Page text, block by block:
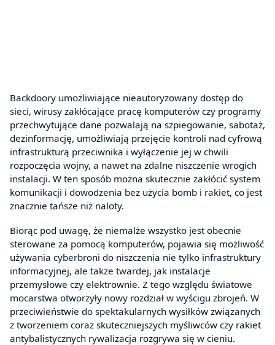
Backdoory umożliwiające nieautoryzowany dostęp do
sieci, wirusy zakłócające pracę komputerów czy programy
przechwytujące dane pozwalają na szpiegowanie, sabotaż,
dezinformację, umożliwiają przejęcie kontroli nad cyfrową
infrastrukturą przeciwnika i wyłączenie jej w chwili
rozpoczęcia wojny, a nawet na zdalne niszczenie wrogich
instalacji. W ten sposób można skutecznie zakłócić system
komunikacji i dowodzenia bez użycia bomb i rakiet, co jest
znacznie tańsze niż naloty.
Biorąc pod uwagę, że niemalże wszystko jest obecnie
sterowane za pomocą komputerów, pojawia się możliwość
używania cyberbroni do niszczenia nie tylko infrastruktury
informacyjnej, ale także twardej, jak instalacje
przemysłowe czy elektrownie. Z tego względu światowe
mocarstwa otworzyły nowy rozdział w wyścigu zbrojeń. W
przeciwieństwie do spektakularnych wysiłków związanych
z tworzeniem coraz skuteczniejszych myśliwców czy rakiet
antybalistycznych rywalizacja rozgrywa się w cieniu.